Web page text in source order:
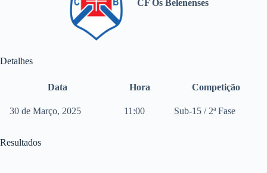
CF Os Belenenses
Detalhes
Data Hora Competição
30 de Março, 2025 11:00 Sub-15 / 2ª Fase
Resultados